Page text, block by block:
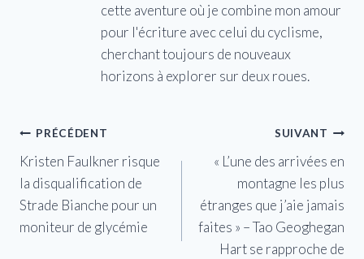
cette aventure où je combine mon amour
pour l'écriture avec celui du cyclisme,
cherchant toujours de nouveaux
horizons à explorer sur deux roues.
Navigation
de
l’article
PRÉCÉDENT
Kristen Faulkner risque
la disqualification de
Strade Bianche pour un
moniteur de glycémie
SUIVANT
« L’une des arrivées en
montagne les plus
étranges que j’aie jamais
faites » – Tao Geoghegan
Hart se rapproche de